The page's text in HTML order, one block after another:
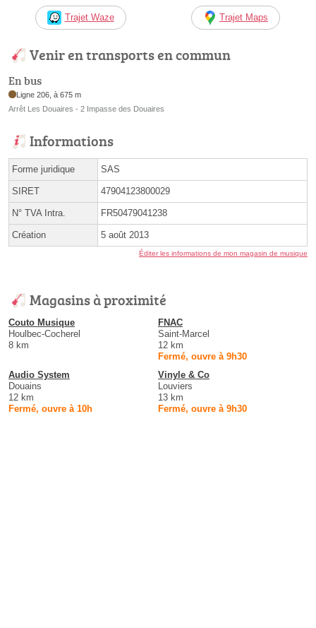
Trajet Waze Trajet Maps
Venir en transports en commun
En bus
Ligne 206, à 675 m
Arrêt Les Douaires - 2 Impasse des Douaires
Informations
Forme juridique SAS
SIRET 47904123800029
N° TVA Intra. FR50479041238
Création 5 août 2013
Éditer les informations de mon magasin de musique
Magasins à proximité
Couto Musique
Houlbec-Cocherel
8 km
FNAC
Saint-Marcel
12 km
Fermé, ouvre à 9h30
Audio System
Douains
12 km
Fermé, ouvre à 10h
Vinyle & Co
Louviers
13 km
Fermé, ouvre à 9h30